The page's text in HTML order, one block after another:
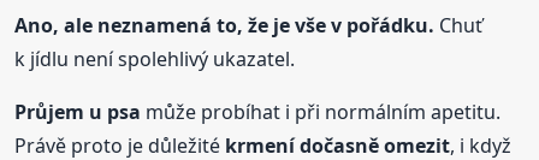
Ano, ale neznamená to, že je vše v pořádku. Chuť
k jídlu není spolehlivý ukazatel.
Průjem u psa může probíhat i při normálním apetitu.
Právě proto je důležité krmení dočasně omezit, i když